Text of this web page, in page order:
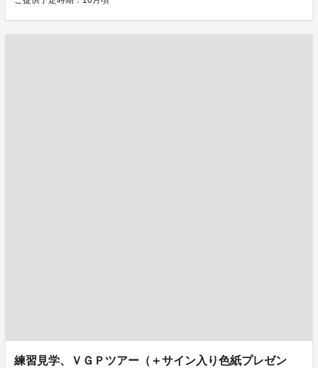
練習見学、ＶＧＰツアー（＋サイン入り色紙プレゼン